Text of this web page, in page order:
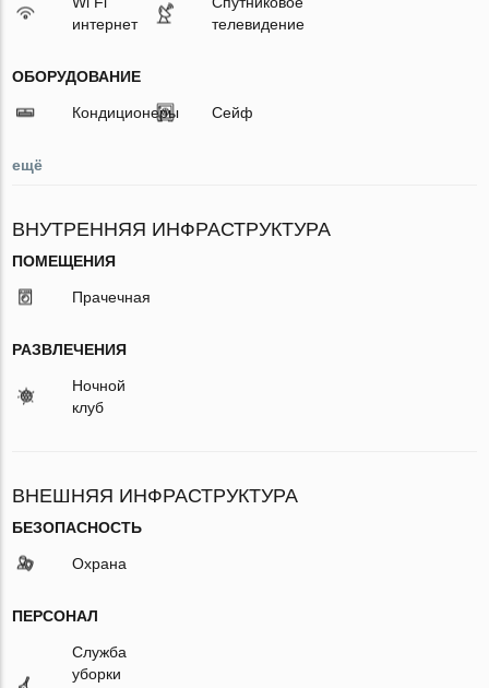
интернет
телевидение
ОБОРУДОВАНИЕ
Кондиционеры Сейф
ещё
ВНУТРЕННЯЯ ИНФРАСТРУКТУРА
ПОМЕЩЕНИЯ
Прачечная
РАЗВЛЕЧЕНИЯ
Ночной
клуб
ВНЕШНЯЯ ИНФРАСТРУКТУРА
БЕЗОПАСНОСТЬ
Охрана
ПЕРСОНАЛ
Служба
уборки